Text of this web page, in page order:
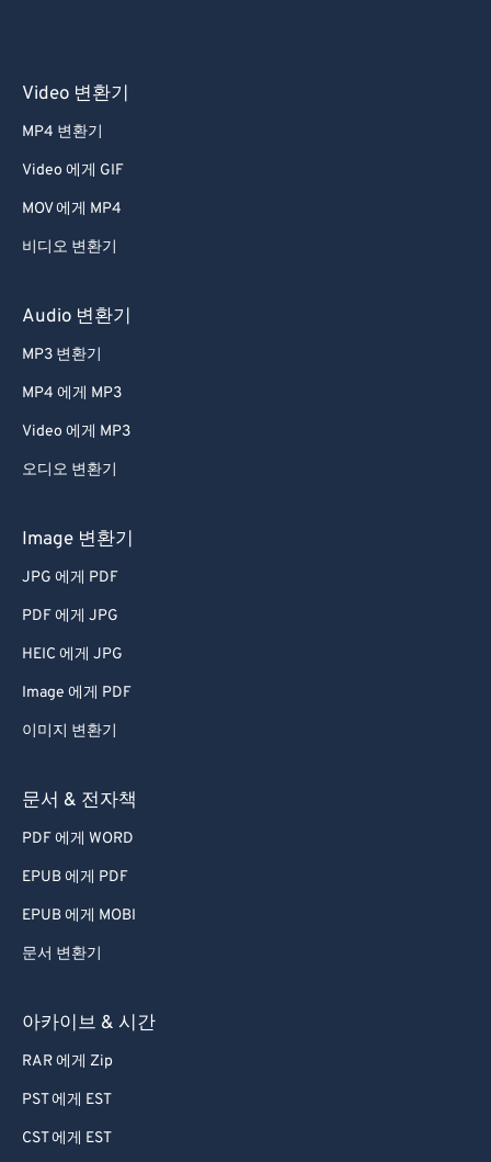
Video 변환기
MP4 변환기
Video 에게 GIF
MOV 에게 MP4
비디오 변환기
Audio 변환기
MP3 변환기
MP4 에게 MP3
Video 에게 MP3
오디오 변환기
Image 변환기
JPG 에게 PDF
PDF 에게 JPG
HEIC 에게 JPG
Image 에게 PDF
이미지 변환기
문서 & 전자책
PDF 에게 WORD
EPUB 에게 PDF
EPUB 에게 MOBI
문서 변환기
아카이브 & 시간
RAR 에게 Zip
PST 에게 EST
CST 에게 EST